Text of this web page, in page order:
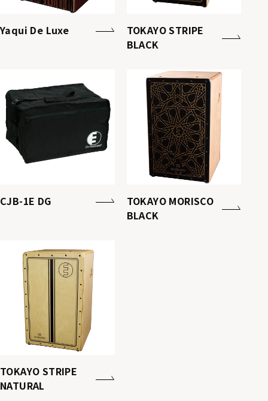
Yaqui De Luxe
TOKAYO STRIPE
BLACK
CJB-1E DG
TOKAYO MORISCO
BLACK
TOKAYO STRIPE
NATURAL